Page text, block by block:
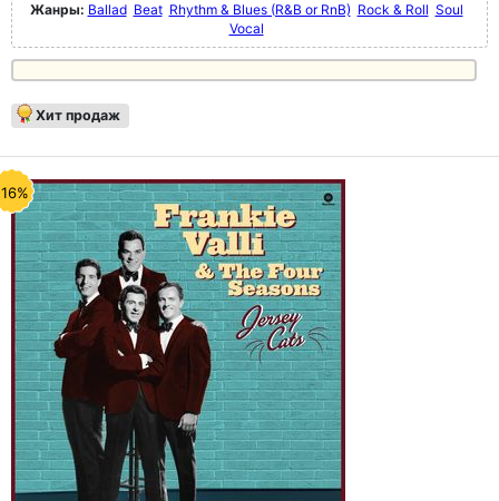
Жанры: Ballad Beat Rhythm & Blues (R&B or RnB) Rock & Roll Soul
Vocal
Хит продаж